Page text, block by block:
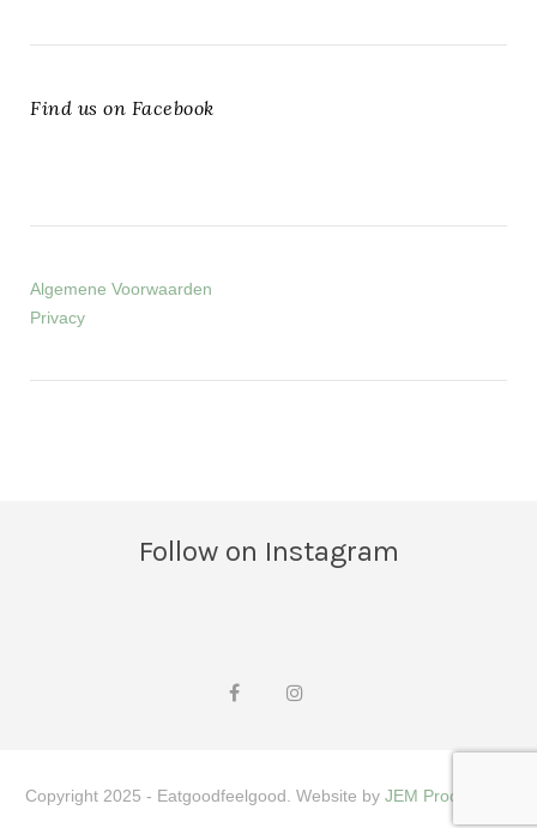
Find us on Facebook
Algemene Voorwaarden
Privacy
Follow on Instagram
Copyright 2025 - Eatgoodfeelgood. Website by JEM Productions